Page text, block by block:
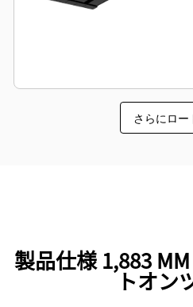
さらにロー
製品仕様 1,883
トオン